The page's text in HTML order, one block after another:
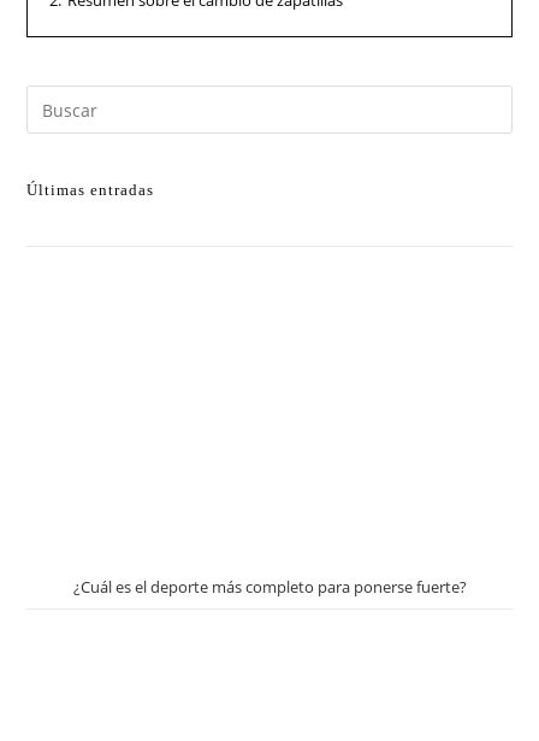
Últimas entradas
¿Cuál es el deporte más completo para ponerse fuerte?